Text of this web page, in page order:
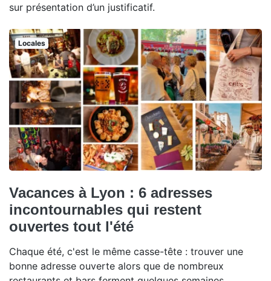
sur présentation d’un justificatif.
Locales
Vacances à Lyon : 6 adresses
incontournables qui restent
ouvertes tout l'été
Chaque été, c'est le même casse-tête : trouver une
bonne adresse ouverte alors que de nombreux